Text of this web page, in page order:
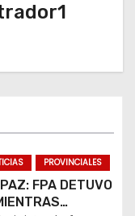
PROVINCIALES
FPA DETUVO